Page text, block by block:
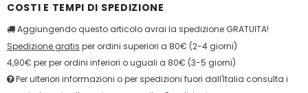
COSTI E TEMPI DI SPEDIZIONE
Aggiungendo questo articolo avrai la spedizione GRATUITA!
Spedizione gratis per ordini superiori a 80€ (2-4 giorni)
4,90€ per per ordini inferiori o uguali a 80€ (3-5 giorni)
Per ulteriori informazioni o per spedizioni fuori dall'Italia consulta i